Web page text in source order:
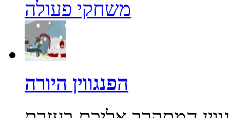
משחקי פעולה
הפנגווין היורה